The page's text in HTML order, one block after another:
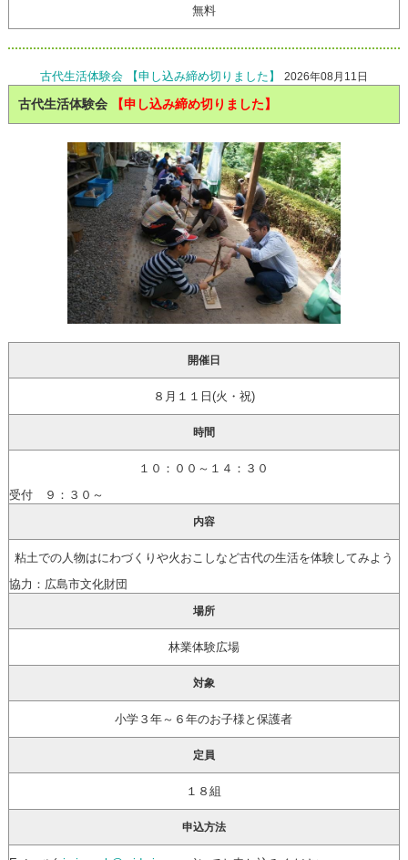
無料
古代生活体験会 【申し込み締め切りました】 2026年08月11日
古代生活体験会 【申し込み締め切りました】
開催日
８月１１日(火・祝)
時間
１０：００～１４：３０
受付 ９：３０～
内容
粘土での人物はにわづくりや火おこしなど古代の生活を体験してみよう
協力：広島市文化財団
場所
林業体験広場
対象
小学３年～６年のお子様と保護者
定員
１８組
申込方法